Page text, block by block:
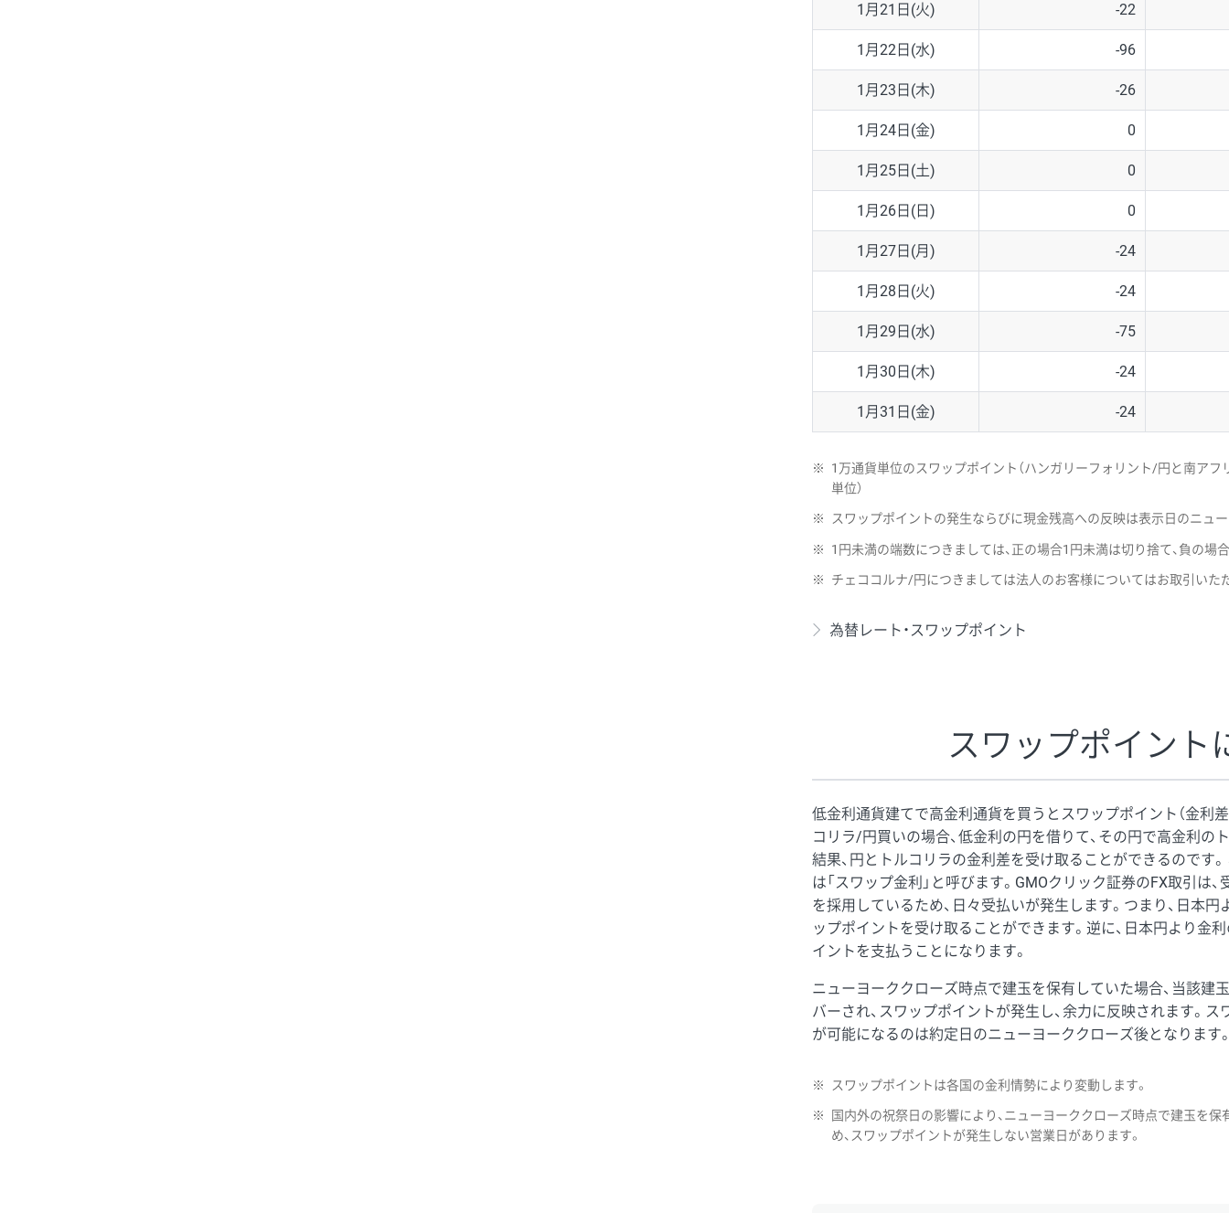
1月21日(火) -22
1月22日(水) -96
1月23日(木) -26
1月24日(金) 0
1月25日(土) 0
1月26日(日) 0
1月27日(月) -24
1月28日(火) -24
1月29日(水) -75
1月30日(木) -24
1月31日(金) -24
※
1万通貨単位のスワップポイント（ハンガリーフォリント/円と南ア
単位）
※ スワップポイントの発生ならびに現金残高への反映は表示日のニュ
※ 1円未満の端数につきましては、正の場合1円未満は切り捨て、負の場
※ チェココルナ/円につきましては法人のお客様についてはお取引いた
為替レート・スワップポイント
スワップポイント
低金利通貨建てで高金利通貨を買うとスワップポイント（金利
コリラ/円買いの場合、低金利の円を借りて、その円で高金利の
結果、円とトルコリラの金利差を受け取ることができるのです
は「スワップ金利」と呼びます。GMOクリック証券のFX取引は
を採用しているため、日々受払いが発生します。つまり、日本
ップポイントを受け取ることができます。逆に、日本円より金
イントを支払うことになります。
ニューヨーククローズ時点で建玉を保有していた場合、当該建
バーされ、スワップポイントが発生し、余力に反映されます。
が可能になるのは約定日のニューヨーククローズ後となります
※ スワップポイントは各国の金利情勢により変動します。
※
国内外の祝祭日の影響により、ニューヨーククローズ時点で建玉を
め、スワップポイントが発生しない営業日があります。